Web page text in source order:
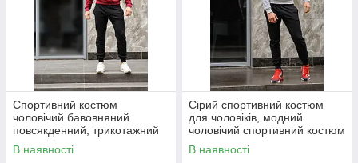
Спортивний костюм
чоловічий бавовняний
повсякденний, трикотажний
спортивний костюм із
капюшоном для прогулянок,
В наявності
Сірий спортивний костюм
для чоловіків, модний
чоловічий спортивний костюм
хб осінь весна для
прогулянок і бігу
В наявності